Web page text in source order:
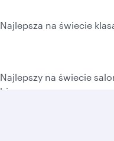
Najlepsza na świecie
Najlepszy na świecie
biznes